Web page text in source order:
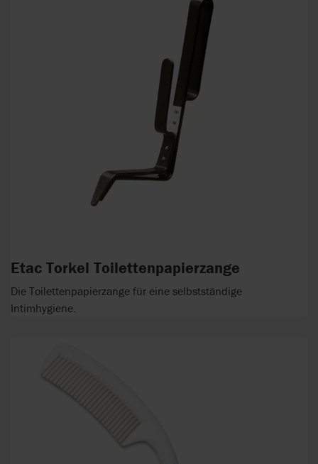
Etac Torkel Toilettenpapierzange
Die Toilettenpapierzange für eine selbstständige
Intimhygiene.